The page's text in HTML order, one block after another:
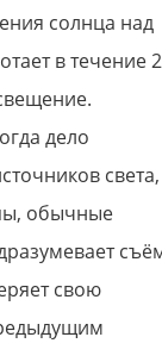
солнца над
в течение
дело
света,
обычные
свою